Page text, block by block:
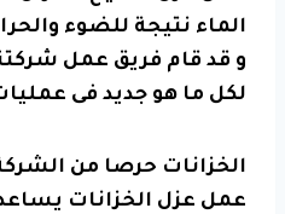
الماء نتيجة للضوء
و قد قام فريق عمل
لكل ما هو جديد فى
الخزانات حرصا من
عمل عزل الخزانات